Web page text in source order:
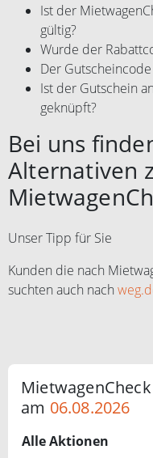
Ist der
gültig?
Wurde der
Der
Ist der Gutschein
geknüpft?
Bei uns
Alternativen
Unser Tipp für Sie
Kunden die nach
suchten auch nach
am 06.08.2026
Alle Aktionen